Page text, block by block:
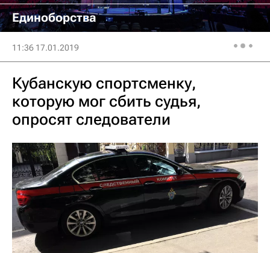
Единоборства
11:36 17.01.2019
Кубанскую спортсменку,
которую мог сбить судья,
опросят следователи